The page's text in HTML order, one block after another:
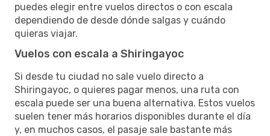
puedes elegir entre vuelos directos o con escala
dependiendo de desde dónde salgas y cuándo
quieras viajar.
Vuelos con escala a Shiringayoc
Si desde tu ciudad no sale vuelo directo a
Shiringayoc, o quieres pagar menos, una ruta con
escala puede ser una buena alternativa. Estos vuelos
suelen tener más horarios disponibles durante el día
y, en muchos casos, el pasaje sale bastante más